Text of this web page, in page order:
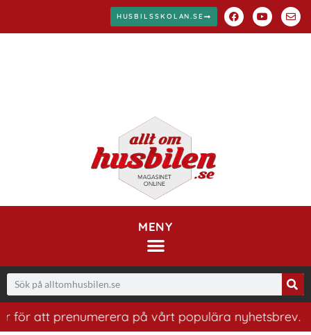
HUSBILSSKOLAN.SE
MENY
för att prenumerera på vårt populära nyhetsbrev.